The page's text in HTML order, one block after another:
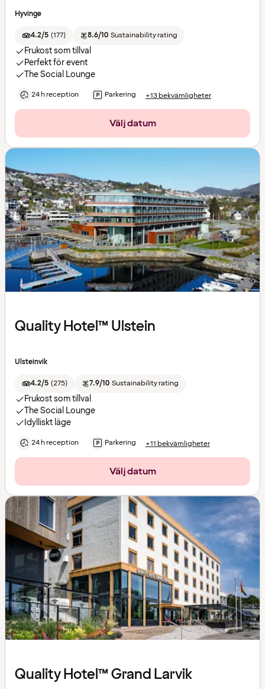
Hyvinge
4.2/5 (177) 8.6/10 Sustainability rating
Frukost som tillval
Perfekt för event
The Social Lounge
24 h reception Parkering +13 bekvämligheter
Välj datum
Quality Hotel™ Ulstein
Ulsteinvik
4.2/5 (275) 7.9/10 Sustainability rating
Frukost som tillval
The Social Lounge
Idylliskt läge
24 h reception Parkering +11 bekvämligheter
Välj datum
Quality Hotel™ Grand Larvik